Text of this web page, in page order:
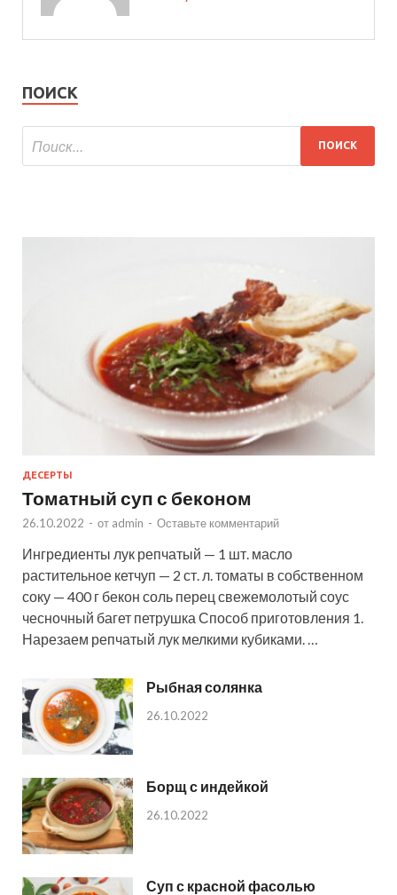
ПОИСК
ДЕСЕРТЫ
Томатный суп с беконом
26.10.2022 - от admin - Оставьте комментарий
Ингредиенты лук репчатый — 1 шт. масло
растительное кетчуп — 2 ст. л. томаты в собственном
соку — 400 г бекон соль перец свежемолотый соус
чесночный багет петрушка Способ приготовления 1.
Нарезаем репчатый лук мелкими кубиками. …
Рыбная солянка
26.10.2022
Борщ с индейкой
26.10.2022
Суп с красной фасолью